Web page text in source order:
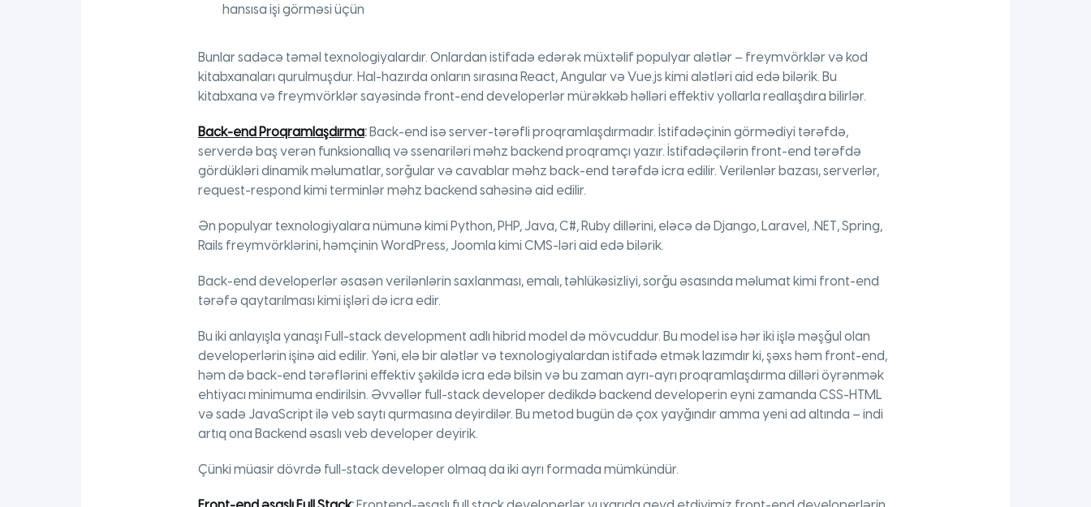
hansısa işi görməsi üçün
Bunlar sadəcə təməl texnologiyalardır. Onlardan istifadə edərək müxtəlif populyar alətlər – freymvörklər və kod
kitabxanaları qurulmuşdur. Hal-hazırda onların sırasına React, Angular və Vue.js kimi alətləri aid edə bilərik. Bu
kitabxana və freymvörklər sayəsində front-end developerlər mürəkkəb həlləri effektiv yollarla reallaşdıra bilirlər.
Back-end Proqramlaşdırma:Back-end isə server-tərəfli proqramlaşdırmadır. İstifadəçinin görmədiyi tərəfdə,
serverdə baş verən funksionallıq və ssenariləri məhz backend proqramçı yazır. İstifadəçilərin front-end tərəfdə
gördükləri dinamik məlumatlar, sorğular və cavablar məhz back-end tərəfdə icra edilir. Verilənlər bazası, serverlər,
request-respond kimi terminlər məhz backend sahəsinə aid edilir.
Ən populyar texnologiyalara nümunə kimi Python, PHP, Java, C#, Ruby dillərini, eləcə də Django, Laravel, .NET, Spring,
Rails freymvörklərini, həmçinin WordPress, Joomla kimi CMS-ləri aid edə bilərik.
Back-end developerlər əsasən verilənlərin saxlanması, emalı, təhlükəsizliyi, sorğu əsasında məlumat kimi front-end
tərəfə qaytarılması kimi işləri də icra edir.
Bu iki anlayışla yanaşı Full-stack development adlı hibrid model də mövcuddur. Bu model isə hər iki işlə məşğul olan
developerlərin işinə aid edilir. Yəni, elə bir alətlər və texnologiyalardan istifadə etmək lazımdır ki, şəxs həm front-end,
həm də back-end tərəflərini effektiv şəkildə icra edə bilsin və bu zaman ayrı-ayrı proqramlaşdırma dilləri öyrənmək
ehtiyacı minimuma endirilsin. Əvvəllər full-stack developer dedikdə backend developerin eyni zamanda CSS-HTML
və sadə JavaScript ilə veb saytı qurmasına deyirdilər. Bu metod bugün də çox yayğındır amma yeni ad altında – indi
artıq ona Backend əsaslı veb developer deyirik.
Çünki müasir dövrdə full-stack developer olmaq da iki ayrı formada mümkündür.